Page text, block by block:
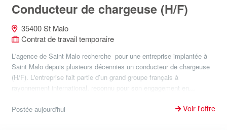
Conducteur de chargeuse (H/F)
35400 St Malo
Contrat de travail temporaire
L'agence de Saint Malo recherche pour une entreprise implantée à
Saint Malo depuis plusieurs décennies un conducteur de chargeuse
(H/F). L'entreprise fait partie d’un grand groupe français à
rayonnement international, reconnu pour son engagement en...
Postée aujourd'hui Voir l'offre